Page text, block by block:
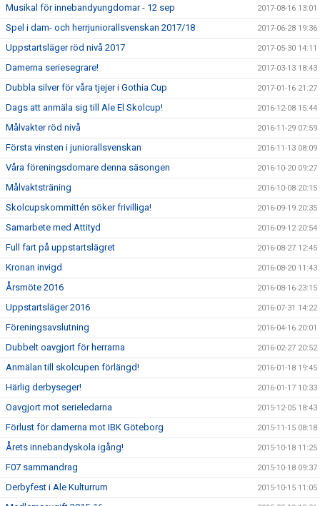
Musikal för innebandyungdomar - 12 sep 2017-08-16 13:01
Spel i dam- och herrjuniorallsvenskan 2017/18 2017-06-28 19:36
Uppstartsläger röd nivå 2017 2017-05-30 14:11
Damerna seriesegrare! 2017-03-13 18:43
Dubbla silver för våra tjejer i Gothia Cup 2017-01-16 21:27
Dags att anmäla sig till Ale El Skolcup! 2016-12-08 15:44
Målvakter röd nivå 2016-11-29 07:59
Första vinsten i juniorallsvenskan 2016-11-13 08:09
Våra föreningsdomare denna säsongen 2016-10-20 09:27
Målvaktsträning 2016-10-08 20:15
Skolcupskommittén söker frivilliga! 2016-09-19 20:35
Samarbete med Attityd 2016-09-12 20:54
Full fart på uppstartslägret 2016-08-27 12:45
Kronan invigd 2016-08-20 11:43
Årsmöte 2016 2016-08-16 23:15
Uppstartsläger 2016 2016-07-31 14:22
Föreningsavslutning 2016-04-16 20:01
Dubbelt oavgjort för herrarna 2016-02-27 20:52
Anmälan till skolcupen förlängd! 2016-01-18 19:45
Härlig derbyseger! 2016-01-17 10:33
Oavgjort mot serieledarna 2015-12-05 18:43
Förlust för damerna mot IBK Göteborg 2015-11-15 08:18
Årets innebandyskola igång! 2015-10-18 11:25
F07 sammandrag 2015-10-18 09:37
Derbyfest i Ale Kulturrum 2015-10-15 11:05